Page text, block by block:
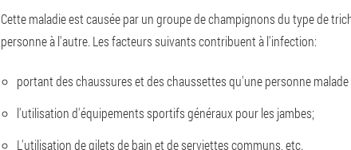
Cette maladie est causée par un groupe de champignons du type de
personne à l'autre. Les facteurs suivants contribuent à l'infection:
portant des chaussures et des chaussettes qu'une personne malade
l'utilisation d'équipements sportifs généraux pour les jambes;
L'utilisation de gilets de bain et de serviettes communs, etc.